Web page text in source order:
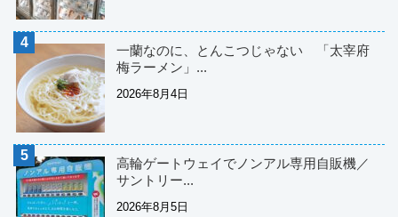
一蘭なのに、とんこつじゃない 「太宰府
梅ラーメン」...
2026年8月4日
高輪ゲートウェイでノンアル専用自販機／
サントリー...
2026年8月5日